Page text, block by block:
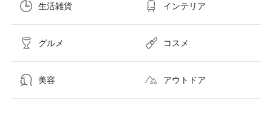
生活雑貨 インテリア
グルメ コスメ​
美容 アウトドア